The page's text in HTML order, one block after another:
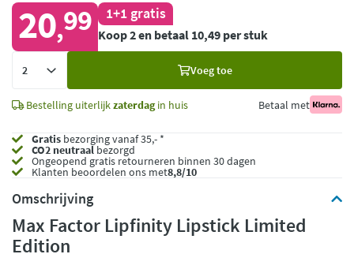
20,99 1+1 gratis
Koop 2 en betaal 10,49 per stuk
Voeg toe
Bestelling uiterlijkzaterdagin huis Betaal met
Gratis bezorging vanaf 35,- *
CO2 neutraalbezorgd
Ongeopend gratis retourneren binnen 30 dagen
Klanten beoordelen ons met8,8/10
Omschrijving
Max Factor Lipfinity Lipstick Limited
Edition